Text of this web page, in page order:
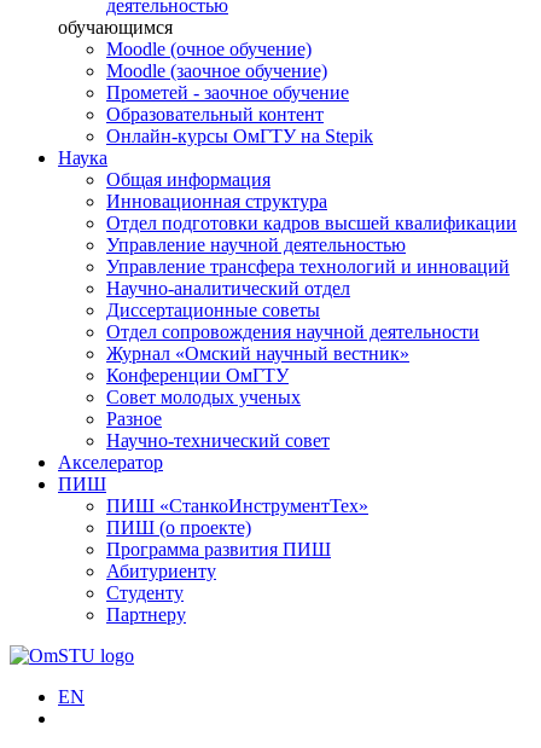
деятельностью
обучающимся
Moodle (очное обучение)
Moodle (заочное обучение)
Прометей - заочное обучение
Образовательный контент
Онлайн-курсы ОмГТУ на Stepik
Наука
Общая информация
Инновационная структура
Отдел подготовки кадров высшей квалификации
Управление научной деятельностью
Управление трансфера технологий и инноваций
Научно-аналитический отдел
Диссертационные советы
Отдел сопровождения научной деятельности
Журнал «Омский научный вестник»
Конференции ОмГТУ
Совет молодых ученых
Разное
Научно-технический совет
Акселератор
ПИШ
ПИШ «СтанкоИнструментТех»
ПИШ (о проекте)
Программа развития ПИШ
Абитуриенту
Студенту
Партнеру
EN